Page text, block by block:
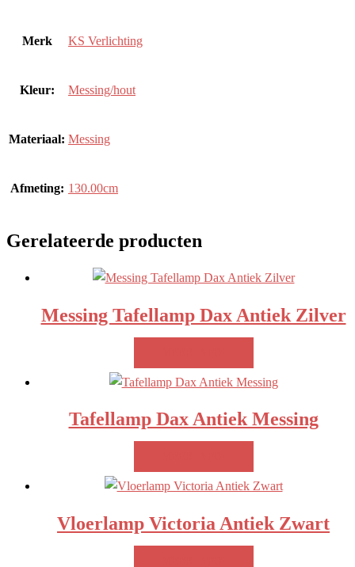
Merk KS Verlichting
Kleur: Messing/hout
Materiaal: Messing
Afmeting: 130.00cm
Gerelateerde producten
Messing Tafellamp Dax Antiek Zilver
Tafellamp Dax Antiek Messing
Vloerlamp Victoria Antiek Zwart